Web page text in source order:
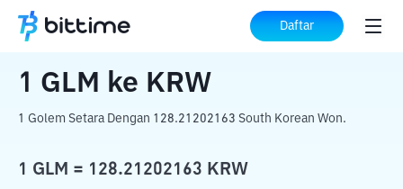
Daftar
Beranda Konverter Kripto ke KRW
1 GLM ke KRW
1 Golem Setara Dengan 128.21202163 South Korean Won.
1 GLM = 128.21202163 KRW